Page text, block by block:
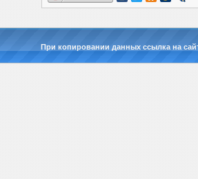
При копировании данных ссылка на